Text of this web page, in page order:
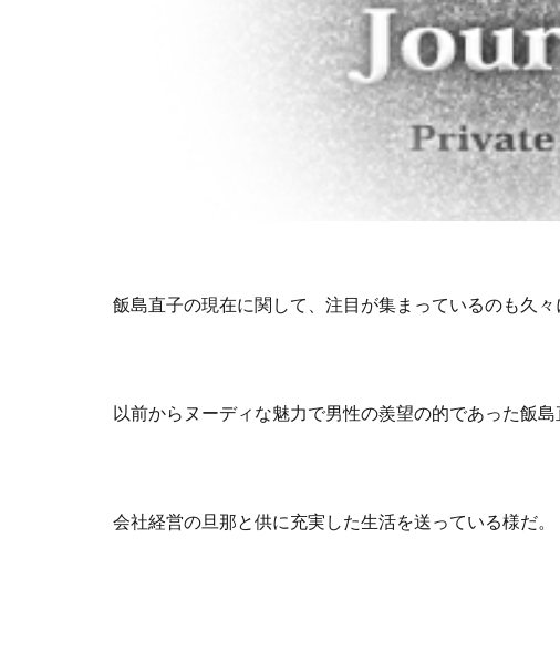
飯島直子の現在に関して、注目が集まっているのも久々
以前からヌーディな魅力で男性の羨望の的であった飯島
会社経営の旦那と供に充実した生活を送っている様だ。